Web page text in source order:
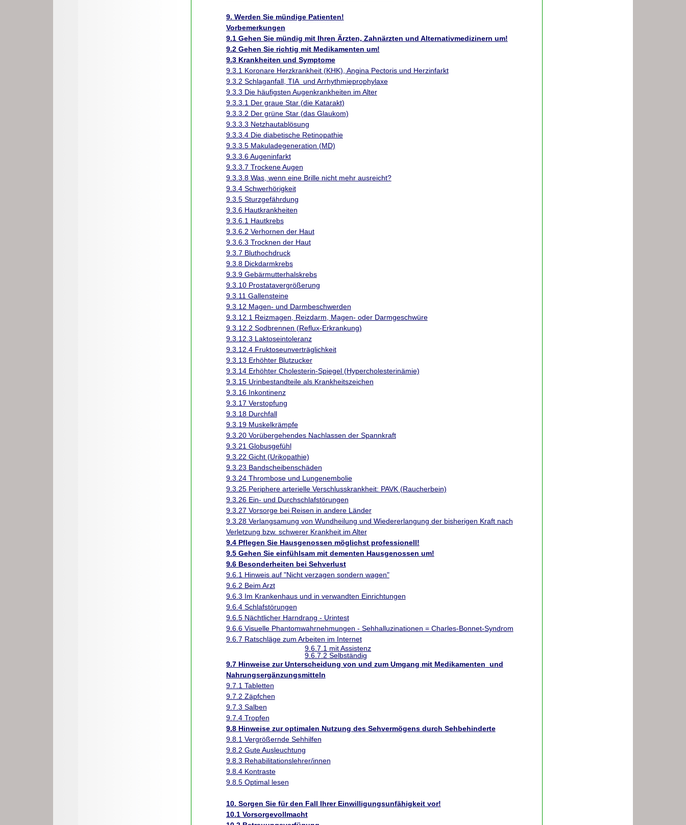
9. Werden Sie mündige Patienten!
Vorbemerkungen
9.1 Gehen Sie mündig mit Ihren Ärzten, Zahnärzten und Alternativmedizinern um!
9.2 Gehen Sie richtig mit Medikamenten um!
9.3 Krankheiten und Symptome
9.3.1 Koronare Herzkrankheit (KHK), Angina Pectoris und Herzinfarkt
9.3.2 Schlaganfall, TIA und Arrhythmieprophylaxe
9.3.3 Die häufigsten Augenkrankheiten im Alter
9.3.3.1 Der graue Star (die Katarakt)
9.3.3.2 Der grüne Star (das Glaukom)
9.3.3.3 Netzhautablösung
9.3.3.4 Die diabetische Retinopathie
9.3.3.5 Makuladegeneration (MD)
9.3.3.6 Augeninfarkt
9.3.3.7 Trockene Augen
9.3.3.8 Was, wenn eine Brille nicht mehr ausreicht?
9.3.4 Schwerhörigkeit
9.3.5 Sturzgefährdung
9.3.6 Hautkrankheiten
9.3.6.1 Hautkrebs
9.3.6.2 Verhornen der Haut
9.3.6.3 Trocknen der Haut
9.3.7 Bluthochdruck
9.3.8 Dickdarmkrebs
9.3.9 Gebärmutterhalskrebs
9.3.10 Prostatavergrößerung
9.3.11 Gallensteine
9.3.12 Magen- und Darmbeschwerden
9.3.12.1 Reizmagen, Reizdarm, Magen- oder Darmgeschwüre
9.3.12.2 Sodbrennen (Reflux-Erkrankung)
9.3.12.3 Laktoseintoleranz
9.3.12.4 Fruktoseunverträglichkeit
9.3.13 Erhöhter Blutzucker
9.3.14 Erhöhter Cholesterin-Spiegel (Hypercholesterinämie)
9.3.15 Urinbestandteile als Krankheitszeichen
9.3.16 Inkontinenz
9.3.17 Verstopfung
9.3.18 Durchfall
9.3.19 Muskelkrämpfe
9.3.20 Vorübergehendes Nachlassen der Spannkraft
9.3.21 Globusgefühl
9.3.22 Gicht (Urikopathie)
9.3.23 Bandscheibenschäden
9.3.24 Thrombose und Lungenembolie
9.3.25 Periphere arterielle Verschlusskrankheit: PAVK (Raucherbein)
9.3.26 Ein- und Durchschlafstörungen
9.3.27 Vorsorge bei Reisen in andere Länder
9.3.28 Verlangsamung von Wundheilung und Wiedererlangung der bisherigen Kraft nach
Verletzung bzw. schwerer Krankheit im Alter
9.4 Pflegen Sie Hausgenossen möglichst professionell!
9.5 Gehen Sie einfühlsam mit dementen Hausgenossen um!
9.6 Besonderheiten bei Sehverlust
9.6.1 Hinweis auf "Nicht verzagen sondern wagen"
9.6.2 Beim Arzt
9.6.3 Im Krankenhaus und in verwandten Einrichtungen
9.6.4 Schlafstörungen
9.6.5 Nächtlicher Harndrang - Urintest
9.6.6 Visuelle Phantomwahrnehmungen - Sehhalluzinationen = Charles-Bonnet-Syndrom
9.6.7 Ratschläge zum Arbeiten im Internet
9.6.7.1 mit Assistenz
9.6.7.2 Selbständig
9.7 Hinweise zur Unterscheidung von und zum Umgang mit Medikamenten und
Nahrungsergänzungsmitteln
9.7.1 Tabletten
9.7.2 Zäpfchen
9.7.3 Salben
9.7.4 Tropfen
9.8 Hinweise zur optimalen Nutzung des Sehvermögens durch Sehbehinderte
9.8.1 Vergrößernde Sehhilfen
9.8.2 Gute Ausleuchtung
9.8.3 Rehabilitationslehrer/innen
9.8.4 Kontraste
9.8.5 Optimal lesen
10. Sorgen Sie für den Fall Ihrer Einwilligungsunfähigkeit vor!
10.1 Vorsorgevollmacht